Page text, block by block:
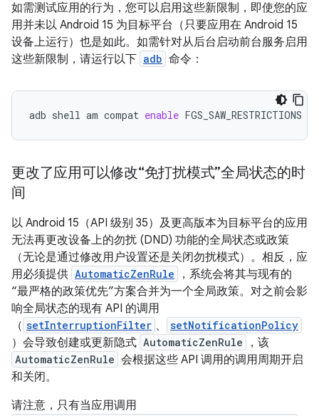
如需测试应用的行为，您可以启用这些新限制，即使您的应
用并未以 Android 15 为目标平台（只要应用在 Android 15
设备上运行）也是如此。如需针对从后台启动前台服务启用
这些新限制，请运行以下 adb 命令：
adb shell am compat enable FGS_SAW_RESTRICTIONS
更改了应用可以修改“免打扰模式”全局状态的时
间
以 Android 15（API 级别 35）及更高版本为目标平台的应用
无法再更改设备上的勿扰 (DND) 功能的全局状态或政策
（无论是通过修改用户设置还是关闭勿扰模式）。相反，应
用必须提供 AutomaticZenRule
，系统会将其与现有的
“最严格的政策优先”方案合并为一个全局政策。对之前会影
响全局状态的现有 API 的调用
（ setInterruptionFilter 、 setNotificationPolicy
）会导致创建或更新隐式 AutomaticZenRule ，该
AutomaticZenRule 会根据这些 API 调用的调用周期开启
和关闭。
请注意，只有当应用调用